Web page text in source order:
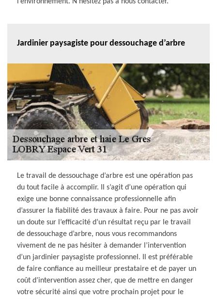
Jardinier paysagiste pour dessouchage d’arbre
Le travail de dessouchage d’arbre est une opération pas
du tout facile à accomplir. Il s’agit d’une opération qui
exige une bonne connaissance professionnelle afin
d’assurer la fiabilité des travaux à faire. Pour ne pas avoir
un doute sur l’efficacité d’un résultat reçu par le travail
de dessouchage d’arbre, nous vous recommandons
vivement de ne pas hésiter à demander l’intervention
d’un jardinier paysagiste professionnel. Il est préférable
de faire confiance au meilleur prestataire et de payer un
coût d’intervention assez cher, que de mettre en danger
votre sécurité ainsi que votre prochain projet pour le